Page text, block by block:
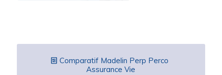
Comparatif Madelin Perp Perco
Assurance Vie